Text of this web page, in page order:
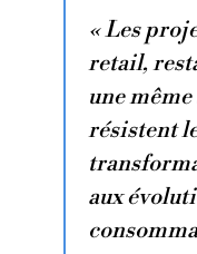
« Les
retail,
une
résistent
aux